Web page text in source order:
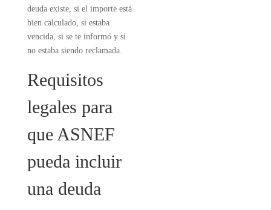
deuda existe, si el importe está
bien calculado, si estaba
vencida, si se te informó y si
no estaba siendo reclamada.
Requisitos
legales para
que ASNEF
pueda incluir
una deuda